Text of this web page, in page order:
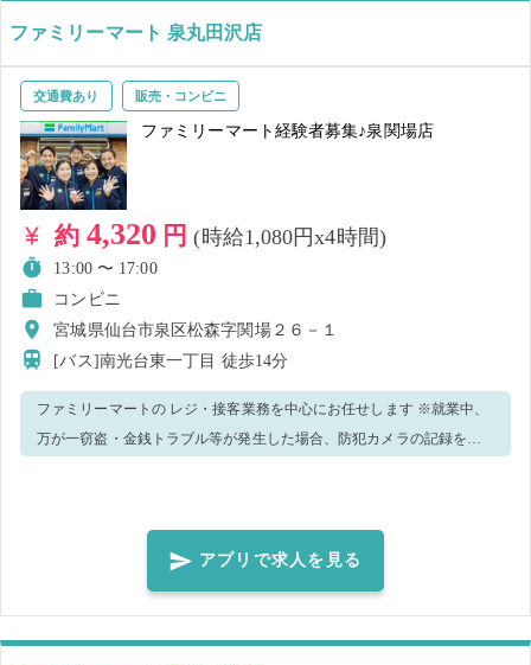
ファミリーマート 泉丸田沢店
交通費あり 販売・コンビニ
ファミリーマート経験者募集♪泉関場店
約 4,320 円(時給1,080円x4時間)
13:00 〜 17:00
コンビニ
宮城県仙台市泉区松森字関場２６－１
[バス]南光台東一丁目 徒歩14分
ファミリーマートの レジ・接客業務を中心にお任せします ※就業中、
万が一窃盗・金銭トラブル等が発生した場合、防犯カメラの記録を警
す。 ＜正しいマスク着用（任意）＞鼻～アゴまで、できるだけ隙間が
できないように覆うようにマスクを装着してください。 ※就業前に必
ず体調・体温チェックをした上、店長、又は店舗責任者へお伝えくだ
さい 【ご注意】 ・体調や発熱状況などからウイルス感染のおそれがあ
る場合、就業キャンセルとさせていただきます。感染拡大防止のた
アプリで求人を見る